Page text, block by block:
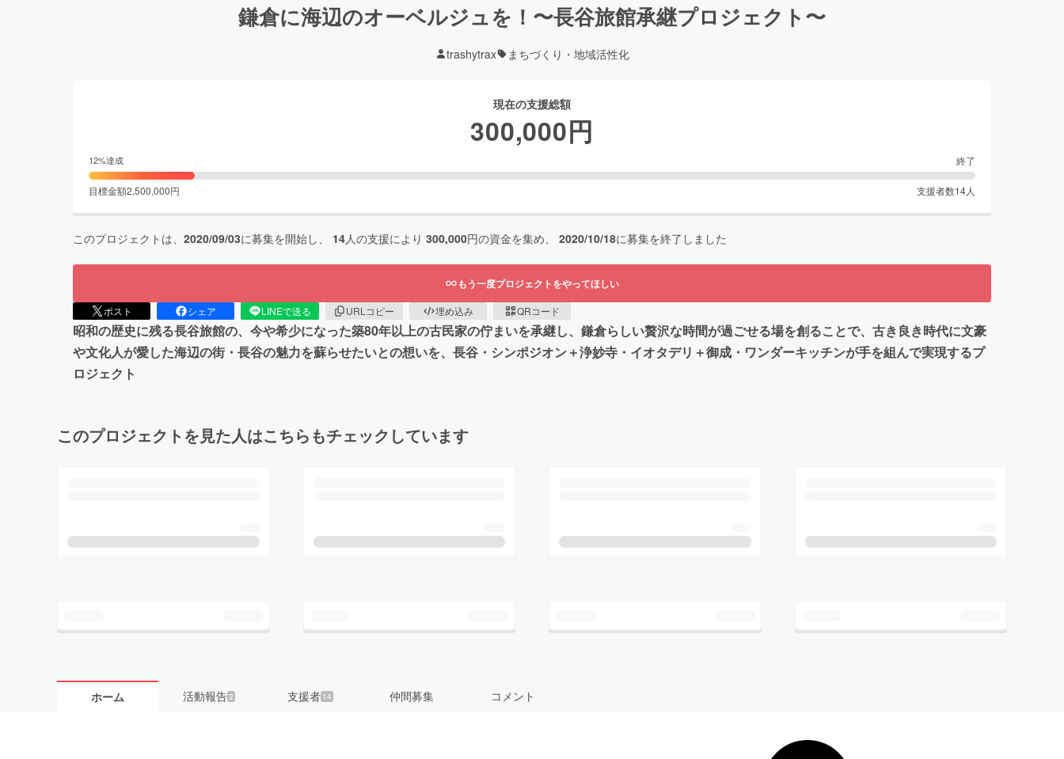
鎌倉に海辺のオーベルジュを！〜長谷旅館承継プロジェクト〜
trashytrax まちづくり・地域活性化
現在の支援総額
300,000円
12%達成 終了
目標金額2,500,000円 支援者数14人
このプロジェクトは、 2020/09/03に募集を開始し、 14人の支援により 300,000円の資金を集め、 2020/10/18に募集を終了しました
もう一度プロジェクトをやってほしい
ポスト シェア LINEで送る URLコピー 埋め込み QRコード
昭和の歴史に残る長谷旅館の、今や希少になった築80年以上の古民家の佇まいを承継し、鎌倉らしい贅沢な時間が過ごせる場を創ることで、古き良き時代に文豪
や文化人が愛した海辺の街・長谷の魅力を蘇らせたいとの想いを、長谷・シンポジオン＋浄妙寺・イオタデリ＋御成・ワンダーキッチンが手を組んで実現するプ
ロジェクト
このプロジェクトを見た人はこちらもチェックしています
ホーム 活動報告2 支援者 14 仲間募集 コメント